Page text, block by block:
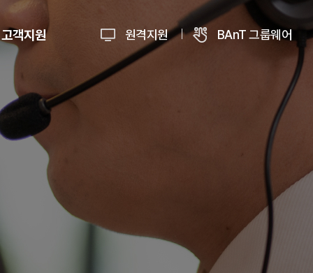
고객지원
객지원 정책
항 및 News
US
원격지원 BAnT 그룹웨어